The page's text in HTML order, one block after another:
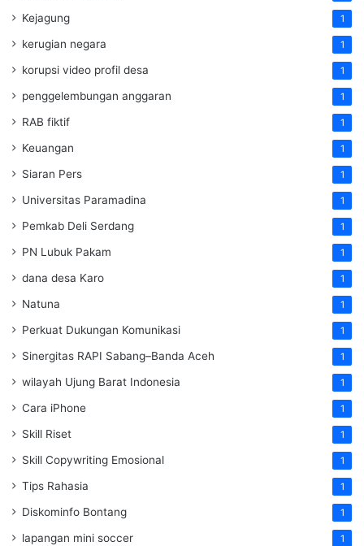
Kejagung 1
kerugian negara 1
korupsi video profil desa 1
penggelembungan anggaran 1
RAB fiktif 1
Keuangan 1
Siaran Pers 1
Universitas Paramadina 1
Pemkab Deli Serdang 1
PN Lubuk Pakam 1
dana desa Karo 1
Natuna 1
Perkuat Dukungan Komunikasi 1
Sinergitas RAPI Sabang–Banda Aceh 1
wilayah Ujung Barat Indonesia 1
Cara iPhone 1
Skill Riset 1
Skill Copywriting Emosional 1
Tips Rahasia 1
Diskominfo Bontang 1
lapangan mini soccer 1